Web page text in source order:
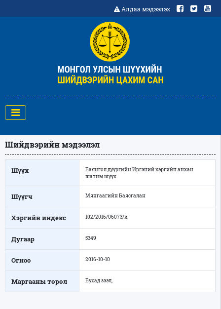
Алдаа мэдээлэх
Шийдвэрийн мэдээлэл
Шүүх
Баянгол дүүргийн Иргэний хэргийн анхан
шатны шүүх
Шүүгч Мянгаагийн Баясгалан
Хэргийн индекс 102/2016/06073/и
Дугаар 5349
Огноо 2016-10-10
Маргааны төрөл Бусад зээл,